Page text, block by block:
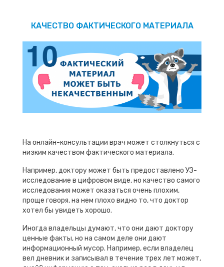
КАЧЕСТВО ФАКТИЧЕСКОГО МАТЕРИАЛА
На онлайн-консультации врач может столкнуться с
низким качеством фактического материала.
Например, доктору может быть предоставлено УЗ-
исследование в цифровом виде, но качество самого
исследования может оказаться очень плохим,
проще говоря, на нем плохо видно то, что доктор
хотел бы увидеть хорошо.
Иногда владельцы думают, что они дают доктору
ценные факты, но на самом деле они дают
информационный мусор. Например, если владелец
вел дневник и записывал в течение трех лет может,